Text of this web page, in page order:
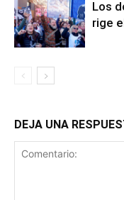
Los
rige
DEJA UNA